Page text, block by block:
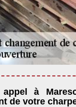
à
de votre